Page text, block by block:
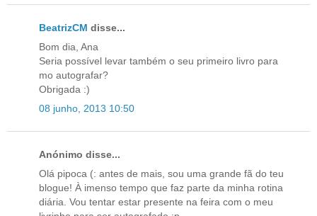
BeatrizCM disse...
Bom dia, Ana
Seria possível levar também o seu primeiro livro para
mo autografar?
Obrigada :)
08 junho, 2013 10:50
Anónimo disse...
Olá pipoca (: antes de mais, sou uma grande fã do teu
blogue! À imenso tempo que faz parte da minha rotina
diária. Vou tentar estar presente na feira com o meu